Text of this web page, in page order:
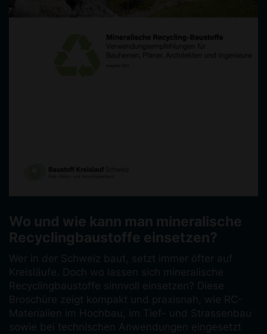
Wo und wie kann man mineralische
Recyclingbaustoffe einsetzen?
Wer in der Schweiz baut, setzt immer öfter auf
Kreisläufe. Doch wo lassen sich mineralische
Recyclingbaustoffe sinnvoll einsetzen? Diese
Broschüre zeigt kompakt und praxisnah, wie RC-
Materialien im Hochbau, im Tief- und Strassenbau
sowie bei technischen Anwendungen eingesetzt